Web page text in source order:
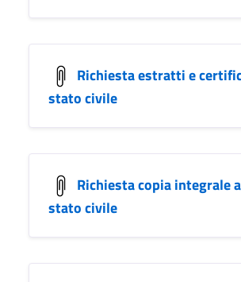
Richiesta estratti e
stato civile
Richiesta copia integrale
stato civile